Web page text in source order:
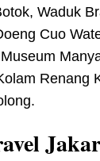
Waduk
Cuo
Renang